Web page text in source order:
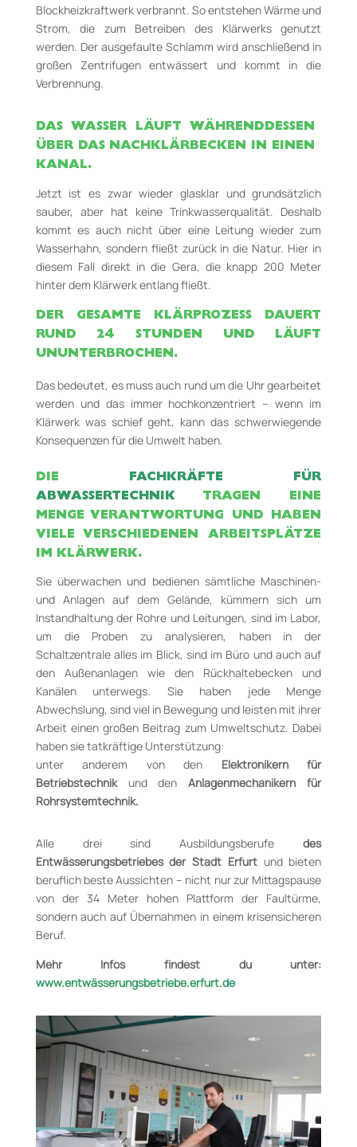
Blockheizkraftwerk verbrannt. So entstehen Wärme und
Strom, die zum Betreiben des Klärwerks genutzt
werden. Der ausgefaulte Schlamm wird anschließend in
großen Zentrifugen entwässert und kommt in die
Verbrennung.
DAS WASSER LÄUFT WÄHRENDDESSEN
ÜBER DAS NACHKLÄRBECKEN IN EINEN
KANAL.
Jetzt ist es zwar wieder glasklar und grundsätzlich
sauber, aber hat keine Trinkwasserqualität. Deshalb
kommt es auch nicht über eine Leitung wieder zum
Wasserhahn, sondern fließt zurück in die Natur. Hier in
diesem Fall direkt in die Gera, die knapp 200 Meter
hinter dem Klärwerk entlang fließt.
DER GESAMTE KLÄRPROZESS DAUERT
RUND 24 STUNDEN UND LÄUFT
UNUNTERBROCHEN.
Das bedeutet, es muss auch rund um die Uhr gearbeitet
werden und das immer hochkonzentriert – wenn im
Klärwerk was schief geht, kann das schwerwiegende
Konsequenzen für die Umwelt haben.
DIE FACHKRÄFTE FÜR
ABWASSERTECHNIKTRAGEN EINE
MENGE VERANTWORTUNG UND HABEN
VIELE VERSCHIEDENEN ARBEITSPLÄTZE
IM KLÄRWERK.
Sie überwachen und bedienen sämtliche Maschinen-
und Anlagen auf dem Gelände, kümmern sich um
Instandhaltung der Rohre und Leitungen, sind im Labor,
um die Proben zu analysieren, haben in der
Schaltzentrale alles im Blick, sind im Büro und auch auf
den Außenanlagen wie den Rückhaltebecken und
Kanälen unterwegs. Sie haben jede Menge
Abwechslung, sind viel in Bewegung und leisten mit ihrer
Arbeit einen großen Beitrag zum Umweltschutz. Dabei
haben sie tatkräftige Unterstützung:
unter anderem von den Elektronikern für
Betriebstechnikund den Anlagenmechanikern für
Rohrsystemtechnik.
Alle drei sind Ausbildungsberufedes
Entwässerungsbetriebes der Stadt Erfurtund bieten
beruflich beste Aussichten – nicht nur zur Mittagspause
von der 34 Meter hohen Plattform der Faultürme,
sondern auch auf Übernahmen in einem krisensicheren
Beruf.
Mehr Infos findest du unter:
www.entwässerungsbetriebe.erfurt.de